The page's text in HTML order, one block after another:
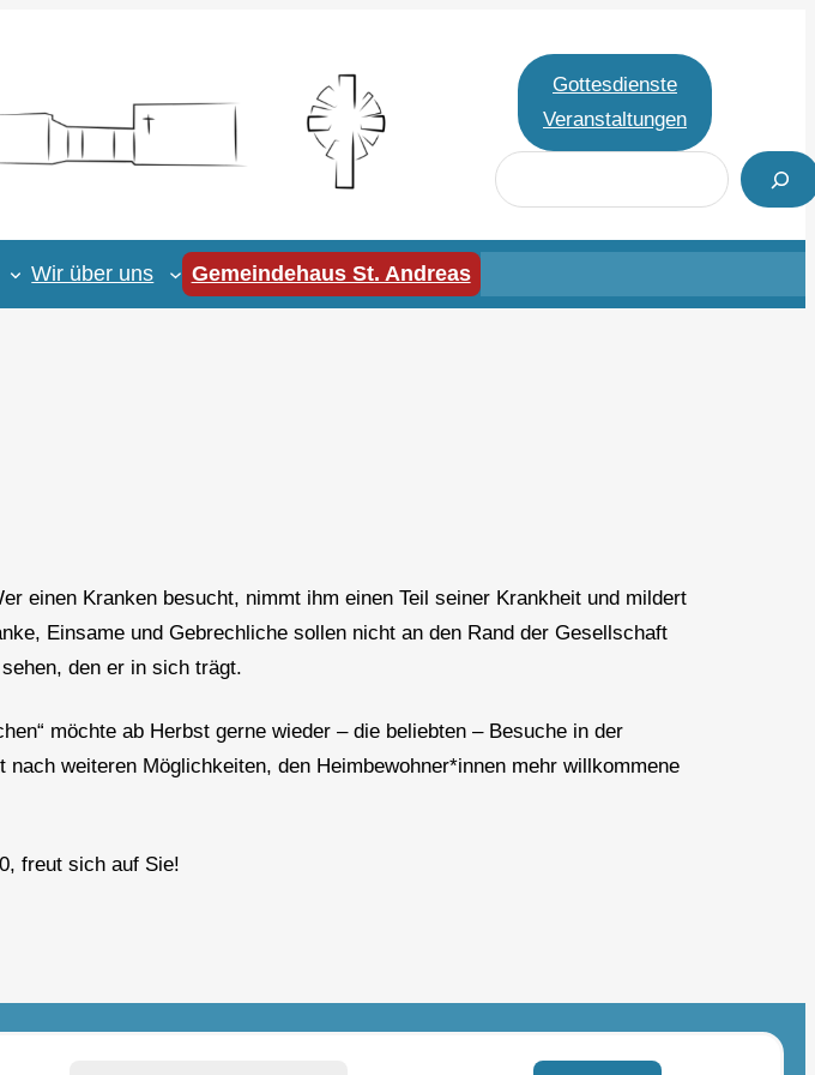
Gottesdienste
Veranstaltungen
S
u
c
e
Wir über uns Gemeindehaus St. Andreas
einen Kranken besucht, nimmt ihm einen Teil seiner Krankheit und mildert
Einsame und Gebrechliche sollen nicht an den Rand der Gesellschaft
den er in sich trägt.
möchte ab Herbst gerne wieder – die beliebten – Besuche in der
weiteren Möglichkeiten, den Heimbewohner*innen mehr willkommene
freut sich auf Sie!